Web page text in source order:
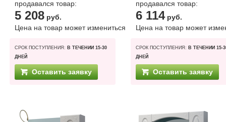
продавался товар:
5 208 руб.
Цена на товар может измениться
СРОК ПОСТУПЛЕНИЯ: В ТЕЧЕНИИ 15-30
ДНЕЙ
Оставить заявку
продавался товар:
6 114 руб.
Цена на товар может
СРОК ПОСТУПЛЕНИЯ: В ТЕЧЕНИИ 15-
ДНЕЙ
Оставить заявку